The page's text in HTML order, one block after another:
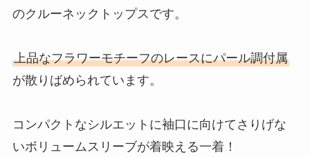
のクルーネックトップスです。
上品なフラワーモチーフのレースにパール調付属
が散りばめられています。
コンパクトなシルエットに袖口に向けてさりげな
いボリュームスリーブが着映える一着！